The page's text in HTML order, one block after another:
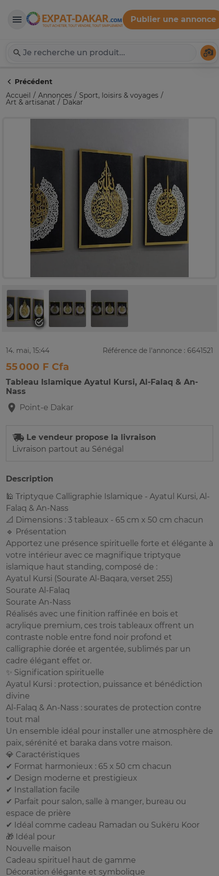
Expat-Dakar
Publier une annonce
Précédent
Accueil
Annonces Sport, loisirs & voyages
Art & artisanat Dakar
14. mai, 15:44 Référence de l'annonce : 6641521
55 000 F Cfa
Tableau Islamique Ayatul Kursi, Al-Falaq & An-
Nass
Point-e Dakar
Le vendeur propose la livraison
Livraison partout au Sénégal
Description
🕌 Triptyque Calligraphie Islamique - Ayatul Kursi, Al-
Falaq & An-Nass
📐 Dimensions : 3 tableaux - 65 cm x 50 cm chacun
🔹 Présentation
Apportez une présence spirituelle forte et élégante à
votre intérieur avec ce magnifique triptyque
islamique haut standing, composé de :
Ayatul Kursi (Sourate Al-Baqara, verset 255)
Sourate Al-Falaq
Sourate An-Nass
Réalisés avec une finition raffinée en bois et
acrylique premium, ces trois tableaux offrent un
contraste noble entre fond noir profond et
calligraphie dorée et argentée, sublimés par un
cadre élégant effet or.
✨ Signification spirituelle
Ayatul Kursi : protection, puissance et bénédiction
divine
Al-Falaq & An-Nass : sourates de protection contre
tout mal
Un ensemble idéal pour installer une atmosphère de
paix, sérénité et baraka dans votre maison.
💎 Caractéristiques
✔ Format harmonieux : 65 x 50 cm chacun
✔ Design moderne et prestigieux
✔ Installation facile
✔ Parfait pour salon, salle à manger, bureau ou
espace de prière
✔ Idéal comme cadeau Ramadan ou Sukëru Koor
🎁 Idéal pour
Nouvelle maison
Cadeau spirituel haut de gamme
Décoration élégante et symbolique